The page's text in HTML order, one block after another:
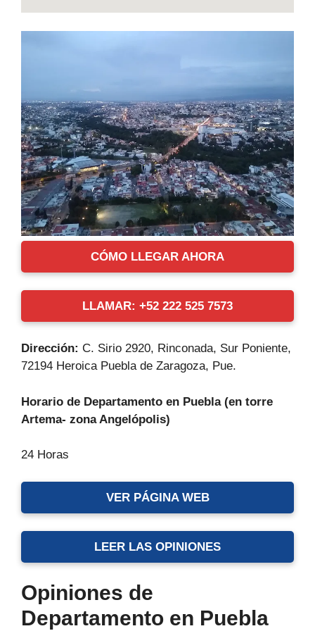
CÓMO LLEGAR AHORA
LLAMAR: +52 222 525 7573
Dirección: C. Sirio 2920, Rinconada, Sur Poniente,
72194 Heroica Puebla de Zaragoza, Pue.
Horario de Departamento en Puebla (en torre
Artema- zona Angelópolis)
24 Horas
VER PÁGINA WEB
LEER LAS OPINIONES
Opiniones de
Departamento en Puebla